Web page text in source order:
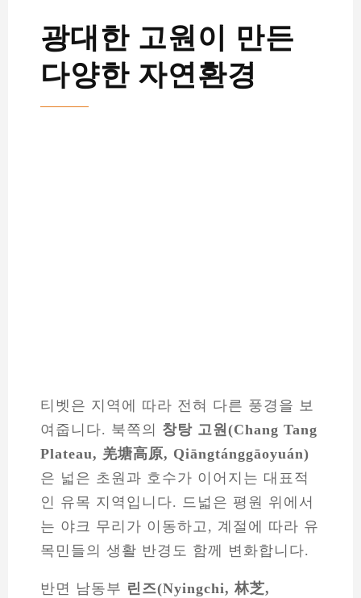
광대한 고원이 만든
다양한 자연환경
티벳은 지역에 따라 전혀 다른 풍경을 보
여줍니다. 북쪽의 창탕 고원(Chang Tang
Plateau, 羌塘高原, Qiāngtánggāoyuán)
은 넓은 초원과 호수가 이어지는 대표적
인 유목 지역입니다. 드넓은 평원 위에서
는 야크 무리가 이동하고, 계절에 따라 유
목민들의 생활 반경도 함께 변화합니다.
반면 남동부 린즈(Nyingchi, 林芝,